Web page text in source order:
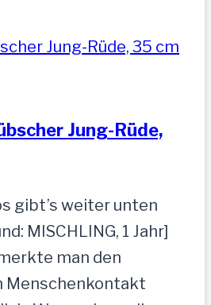
gesucht
Jung-Rüde,
gibt’s weiter unten
MISCHLING, 1 Jahr]
man den
Menschenkontakt